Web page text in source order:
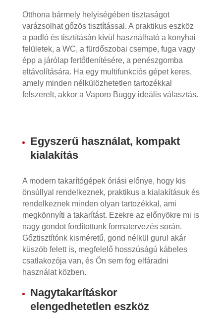
Otthona bármely helyiségében tisztaságot
varázsolhat gőzös tisztítással. A praktikus eszköz
a padló és tisztításán kívül használható a konyhai
felületek, a WC, a fürdőszobai csempe, fuga vagy
épp a járólap fertőtlenítésére, a penészgomba
eltávolítására. Ha egy multifunkciós gépet keres,
amely minden nélkülözhetetlen tartozékkal
felszerelt, akkor a Vaporo Buggy ideális választás.
Egyszerű használat, kompakt
kialakítás
A modern takarítógépek óriási előnye, hogy kis
önsúllyal rendelkeznek, praktikus a kialakításuk és
rendelkeznek minden olyan tartozékkal, ami
megkönnyíti a takarítást. Ezekre az előnyökre mi is
nagy gondot fordítottunk formatervezés során.
Gőztisztítónk kisméretű, gond nélkül gurul akár
küszöb felett is, megfelelő hosszúságú kábeles
csatlakozója van, és Ön sem fog elfáradni
használat közben.
Nagytakarításkor
elengedhetetlen eszköz